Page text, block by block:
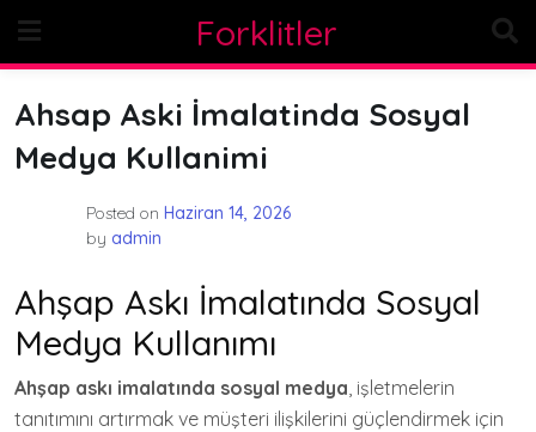
content
Forklitler
Ahsap Aski İmalatinda Sosyal
Medya Kullanimi
Posted on Haziran 14, 2026
by admin
Ahşap Askı İmalatında Sosyal
Medya Kullanımı
Ahşap askı imalatında sosyal medya, işletmelerin
tanıtımını artırmak ve müşteri ilişkilerini güçlendirmek için